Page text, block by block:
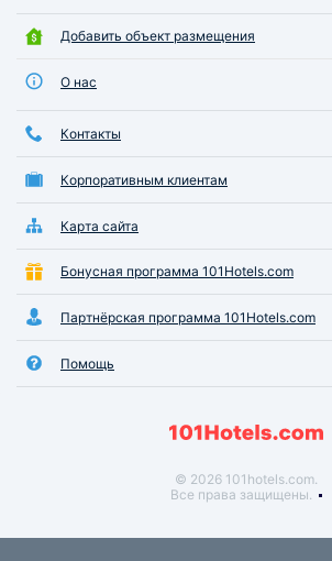
Добавить объект размещения
О нас
Контакты
Корпоративным клиентам
Карта сайта
Бонусная программа 101Hotels.com
Партнёрская программа 101Hotels.com
Помощь
© 2026 101hotels.com.
Все права защищены.